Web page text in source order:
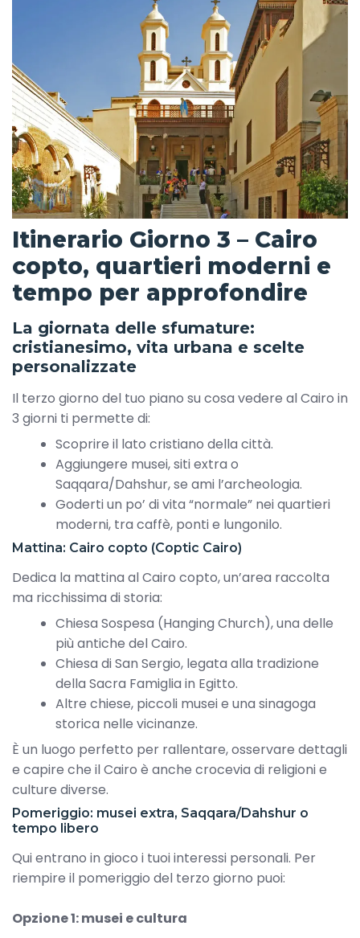
Itinerario Giorno 3 – Cairo
copto, quartieri moderni e
tempo per approfondire
La giornata delle sfumature:
cristianesimo, vita urbana e scelte
personalizzate
Il terzo giorno del tuo piano su cosa vedere al Cairo in
3 giorni ti permette di:
Scoprire il lato cristiano della città.
Aggiungere musei, siti extra o
Saqqara/Dahshur, se ami l’archeologia.
Goderti un po’ di vita “normale” nei quartieri
moderni, tra caffè, ponti e lungonilo.
Mattina: Cairo copto (Coptic Cairo)
Dedica la mattina al Cairo copto, un’area raccolta
ma ricchissima di storia:
Chiesa Sospesa (Hanging Church), una delle
più antiche del Cairo.
Chiesa di San Sergio, legata alla tradizione
della Sacra Famiglia in Egitto.
Altre chiese, piccoli musei e una sinagoga
storica nelle vicinanze.
È un luogo perfetto per rallentare, osservare dettagli
e capire che il Cairo è anche crocevia di religioni e
culture diverse.
Pomeriggio: musei extra, Saqqara/Dahshur o
tempo libero
Qui entrano in gioco i tuoi interessi personali. Per
riempire il pomeriggio del terzo giorno puoi:
Opzione 1: musei e cultura